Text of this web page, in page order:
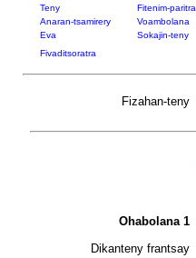
Teny Fitenim-paritra
Anaran-tsamirery
Voambolana
Eva
Sokajin-teny
Fivaditsoratra
Fizahan-teny
Ohabolana 1
Dikanteny frantsay